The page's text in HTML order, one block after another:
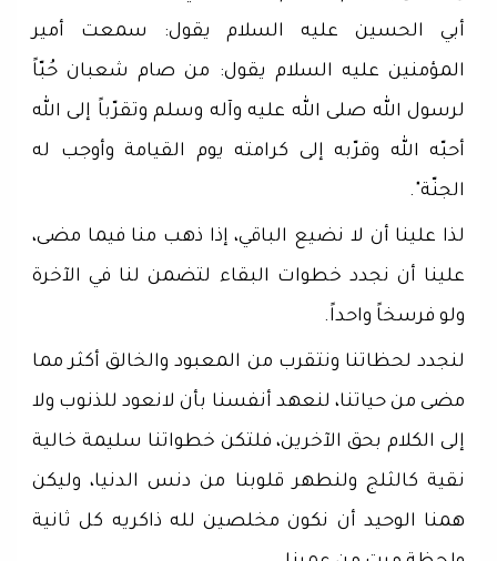
أبي الحسين عليه السلام يقول: سمعت أمير
المؤمنين عليه السلام يقول: من صام شعبان حُبّاً
لرسول الله صلى الله عليه وآله وسلم وتقرّباً إلى الله
أحبّه الله وقرّبه إلى كرامته يوم القيامة وأوجب له
الجنّة".
لذا علينا أن لا نضيع الباقي، إذا ذهب منا فيما مضى،
علينا أن نجدد خطوات البقاء لتضمن لنا في الآخرة
ولو فرسخاً واحداً.
لنجدد لحظاتنا ونتقرب من المعبود والخالق أكثر مما
مضى من حياتنا، لنعهد أنفسنا بأن لانعود للذنوب ولا
إلى الكلام بحق الآخرين، فلتكن خطواتنا سليمة خالية
نقية كالثلج ولنطهر قلوبنا من دنس الدنيا، وليكن
همنا الوحيد أن نكون مخلصين لله ذاكريه كل ثانية